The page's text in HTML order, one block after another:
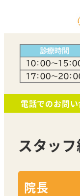
電話でのお問
スタッ
院長